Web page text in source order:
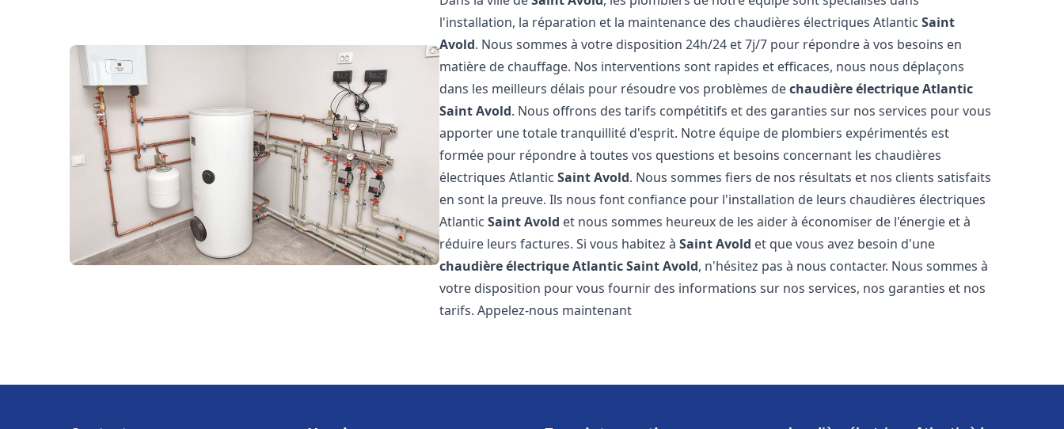
l'installation, la réparation et la maintenance des chaudières électriques AtlanticSaint
Avold. Nous sommes à votre disposition 24h/24 et 7j/7 pour répondre à vos besoins en
matière de chauffage. Nos interventions sont rapides et efficaces, nous nous déplaçons
dans les meilleurs délais pour résoudre vos problèmes dechaudière électrique Atlantic
Saint Avold. Nous offrons des tarifs compétitifs et des garanties sur nos services pour vous
apporter une totale tranquillité d'esprit. Notre équipe de plombiers expérimentés est
formée pour répondre à toutes vos questions et besoins concernant les chaudières
électriques AtlanticSaint Avold. Nous sommes fiers de nos résultats et nos clients satisfaits
en sont la preuve. Ils nous font confiance pour l'installation de leurs chaudières électriques
AtlanticSaint Avold et nous sommes heureux de les aider à économiser de l'énergie et à
réduire leurs factures. Si vous habitez àSaint Avold et que vous avez besoin d'une
chaudière électrique AtlanticSaint Avold, n'hésitez pas à nous contacter. Nous sommes à
votre disposition pour vous fournir des informations sur nos services, nos garanties et nos
tarifs. Appelez-nous maintenant